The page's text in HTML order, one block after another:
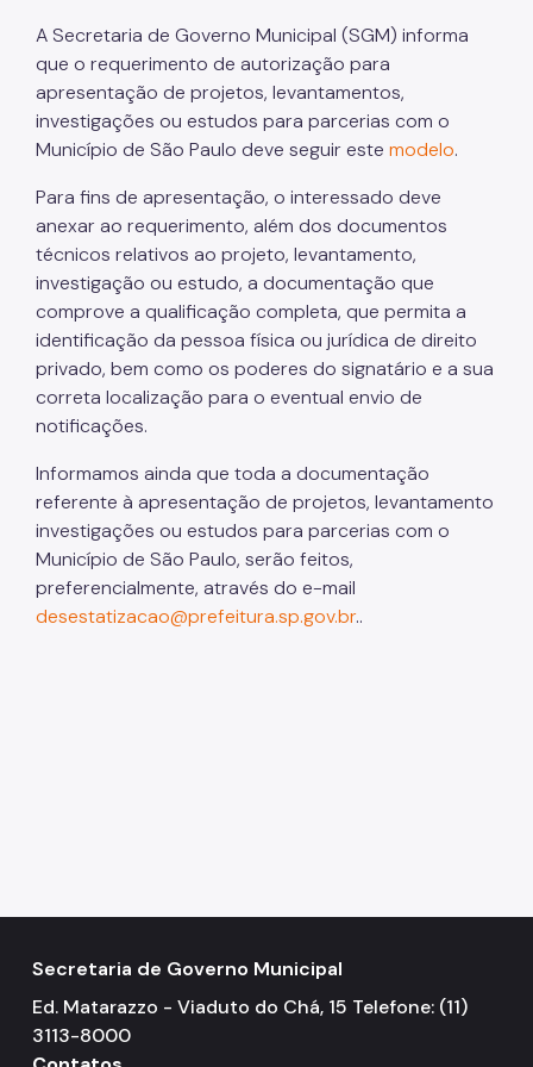
Parcerias Firmadas
Mapa das Parcerias
Desestatização
Conceitos e Fundamentos da Desestatização
Plano Municipal de Desestatização
Legislação de Desestatização
CMDP – Deliberações
Manifestação de Interesse Privado (MIP)
Noticias
Proteção à Privacidade
A Secretaria de Governo Municipal (SGM) informa
que o requerimento de autorização para
apresentação de projetos, levantamentos,
investigações ou estudos para parcerias com o
Município de São Paulo deve seguir este modelo.
Para fins de apresentação, o interessado deve
anexar ao requerimento, além dos documentos
técnicos relativos ao projeto, levantamento,
investigação ou estudo, a documentação que
comprove a qualificação completa, que permita a
identificação da pessoa física ou jurídica de direito
privado, bem como os poderes do signatário e a sua
correta localização para o eventual envio de
notificações.
Informamos ainda que toda a documentação
referente à apresentação de projetos, levantamento
investigações ou estudos para parcerias com o
Município de São Paulo, serão feitos,
preferencialmente, através do e-mail
desestatizacao@prefeitura.sp.gov.br..
Secretaria de Governo Municipal
Ed. Matarazzo - Viaduto do Chá, 15 Telefone: (11)
3113-8000